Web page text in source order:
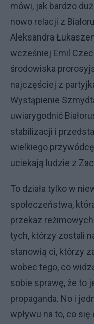
mówi, jak bardzo
nowo relacji z
Aleksandra
wcześniej Emil
środowiska
najczęściej z
Wystąpienie
uwiarygodnić
stabilizacji i
wielkiego
uciekają ludzie z
To działa tylko w
społeczeństwa,
przekaz
tych, którzy zostali
stanowią ci, którzy
wobec tego, co
sobie sprawę, że to
propaganda. No i
wpływu na to, co się